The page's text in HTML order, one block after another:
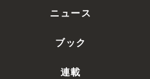
ニュース
ブック
連載